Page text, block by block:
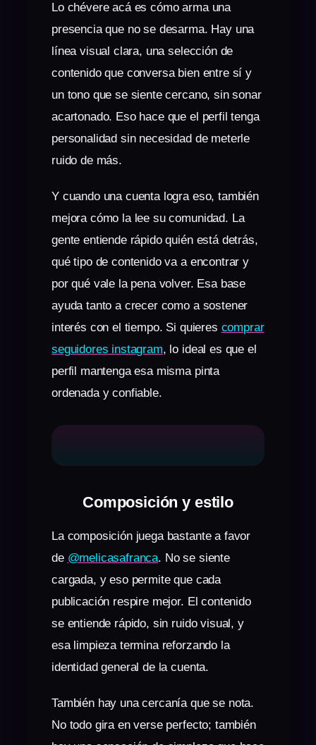
Lo chévere acá es cómo arma una
presencia que no se desarma. Hay una
línea visual clara, una selección de
contenido que conversa bien entre sí y
un tono que se siente cercano, sin sonar
acartonado. Eso hace que el perfil tenga
personalidad sin necesidad de meterle
ruido de más.
Y cuando una cuenta logra eso, también
mejora cómo la lee su comunidad. La
gente entiende rápido quién está detrás,
qué tipo de contenido va a encontrar y
por qué vale la pena volver. Esa base
ayuda tanto a crecer como a sostener
interés con el tiempo. Si quieres comprar
seguidores instagram, lo ideal es que el
perfil mantenga esa misma pinta
ordenada y confiable.
Composición y estilo
La composición juega bastante a favor
de @melicasafranca. No se siente
cargada, y eso permite que cada
publicación respire mejor. El contenido
se entiende rápido, sin ruido visual, y
esa limpieza termina reforzando la
identidad general de la cuenta.
También hay una cercanía que se nota.
No todo gira en verse perfecto; también